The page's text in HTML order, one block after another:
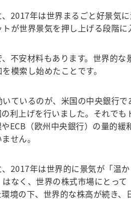
2017年は世界まるごと好景気に
が世界景気を押し上げる段階に
不安材料もあります。世界的
模索し始めたことです。
ているのが、米国の中央銀行で
利上げを行いました。それで
やECB（欧州中央銀行）の量的
せん。
2017年は世界的に景気が「温
なく、世界の株式市場にとっ
境の下、世界的な株高が続き